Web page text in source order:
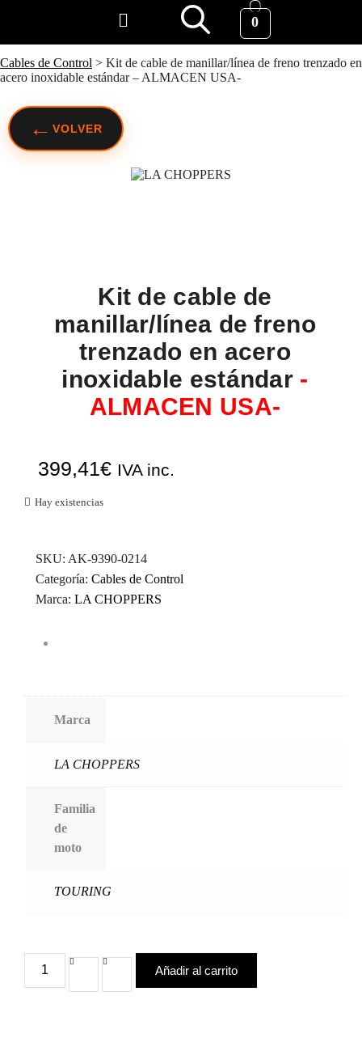
Cables de Control > Kit de cable de manillar/línea de freno trenzado en
acero inoxidable estándar – ALMACEN USA-
0
← VOLVER
Kit de cable de
manillar/línea de freno
trenzado en acero
inoxidable estándar -
ALMACEN USA-
399,41€ IVA inc.
Hay existencias
SKU: AK-9390-0214
Categoría: Cables de Control
Marca: LA CHOPPERS
Marca
LA CHOPPERS
Familia
de
moto
TOURING
Añadir al carrito